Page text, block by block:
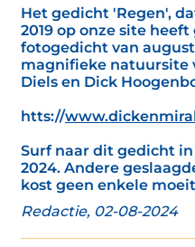
Het gedicht 'Regen',
2019 op onze site
fotogedicht van
magnifieke natuursite
Diels en Dick
htts://
Surf naar dit gedicht
2024. Andere
kost geen enkele
Redactie, 02-08-2024